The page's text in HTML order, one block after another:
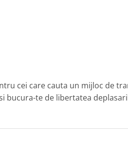
cei care cauta un mijloc de
bucura-te de libertatea